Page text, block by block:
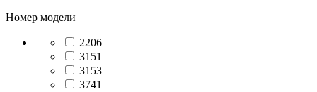
Номер модели
2206
3151
3153
3741